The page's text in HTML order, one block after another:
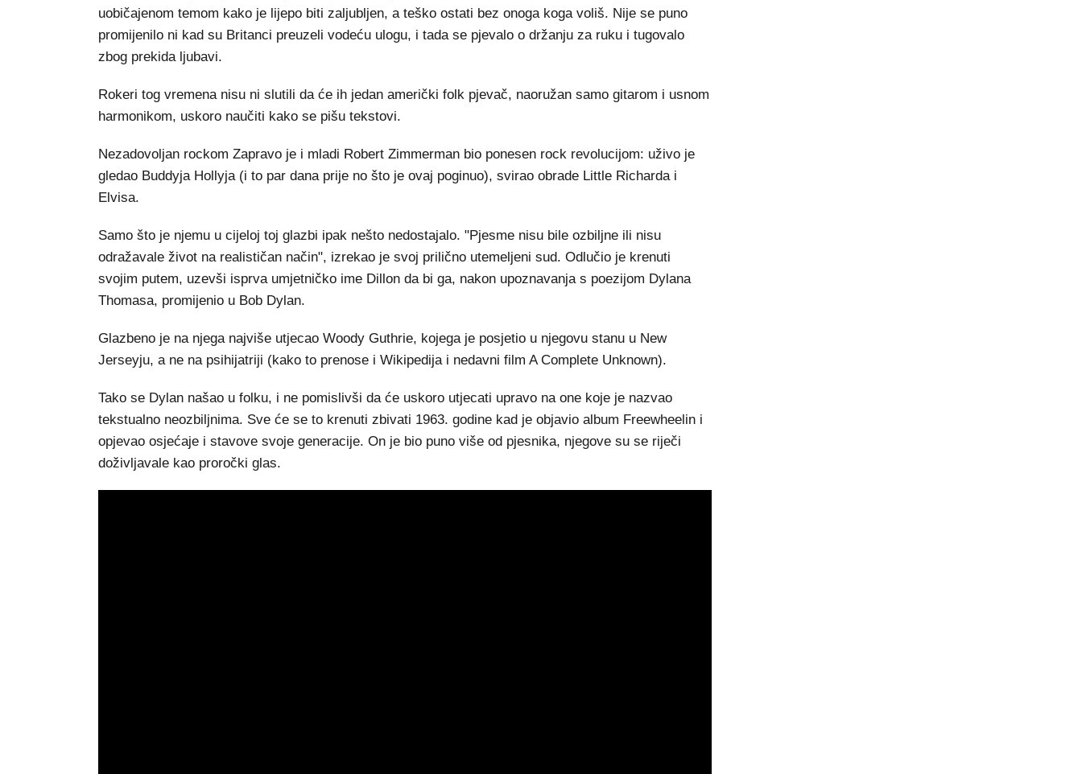
uobičajenom temom kako je lijepo biti zaljubljen, a teško ostati bez onoga koga voliš. Nije se puno
promijenilo ni kad su Britanci preuzeli vodeću ulogu, i tada se pjevalo o držanju za ruku i tugovalo
zbog prekida ljubavi.
Rokeri tog vremena nisu ni slutili da će ih jedan američki folk pjevač, naoružan samo gitarom i usnom
harmonikom, uskoro naučiti kako se pišu tekstovi.
Nezadovoljan rockom Zapravo je i mladi Robert Zimmerman bio ponesen rock revolucijom: uživo je
gledao Buddyja Hollyja (i to par dana prije no što je ovaj poginuo), svirao obrade Little Richarda i
Elvisa.
Samo što je njemu u cijeloj toj glazbi ipak nešto nedostajalo. "Pjesme nisu bile ozbiljne ili nisu
odražavale život na realističan način", izrekao je svoj prilično utemeljeni sud. Odlučio je krenuti
svojim putem, uzevši isprva umjetničko ime Dillon da bi ga, nakon upoznavanja s poezijom Dylana
Thomasa, promijenio u Bob Dylan.
Glazbeno je na njega najviše utjecao Woody Guthrie, kojega je posjetio u njegovu stanu u New
Jerseyju, a ne na psihijatriji (kako to prenose i Wikipedija i nedavni film A Complete Unknown).
Tako se Dylan našao u folku, i ne pomislivši da će uskoro utjecati upravo na one koje je nazvao
tekstualno neozbiljnima. Sve će se to krenuti zbivati 1963. godine kad je objavio album Freewheelin i
opjevao osjećaje i stavove svoje generacije. On je bio puno više od pjesnika, njegove su se riječi
doživljavale kao proročki glas.